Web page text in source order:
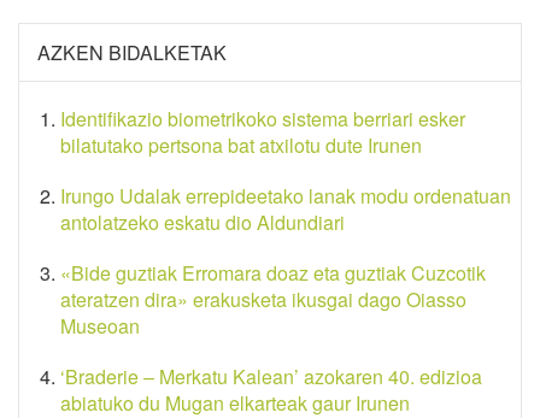
AZKEN BIDALKETAK
Identifikazio biometrikoko sistema berriari esker
bilatutako pertsona bat atxilotu dute Irunen
Irungo Udalak errepideetako lanak modu ordenatuan
antolatzeko eskatu dio Aldundiari
«Bide guztiak Erromara doaz eta guztiak Cuzcotik
ateratzen dira» erakusketa ikusgai dago Oiasso
Museoan
‘Braderie – Merkatu Kalean’ azokaren 40. edizioa
abiatuko du Mugan elkarteak gaur Irunen